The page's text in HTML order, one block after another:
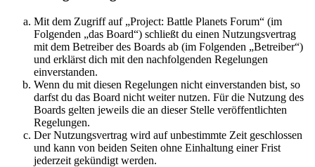
Mit dem Zugriff auf „Project: Battle Planets Forum“ (im
Folgenden „das Board“) schließt du einen Nutzungsvertrag
mit dem Betreiber des Boards ab (im Folgenden „Betreiber“)
und erklärst dich mit den nachfolgenden Regelungen
einverstanden.
Wenn du mit diesen Regelungen nicht einverstanden bist, so
darfst du das Board nicht weiter nutzen. Für die Nutzung des
Boards gelten jeweils die an dieser Stelle veröffentlichten
Regelungen.
Der Nutzungsvertrag wird auf unbestimmte Zeit geschlossen
und kann von beiden Seiten ohne Einhaltung einer Frist
jederzeit gekündigt werden.